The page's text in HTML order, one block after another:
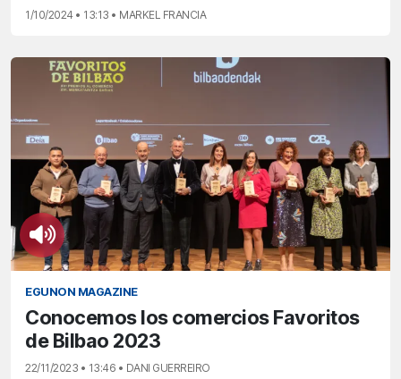
1/10/2024 • 13:13 • MARKEL FRANCIA
EGUNON MAGAZINE
Conocemos los comercios Favoritos
de Bilbao 2023
22/11/2023 • 13:46 • DANI GUERREIRO